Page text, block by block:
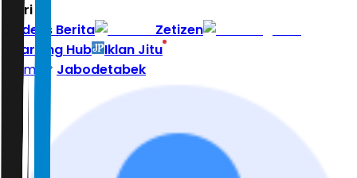
Hari ini
Indeks Berita
Zetizen
Learning Hub
Iklan Jitu
Home
Jabodetabek